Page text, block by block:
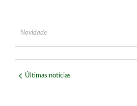
Novidade
Últimas notícias